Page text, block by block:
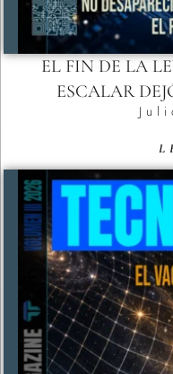
EL FIN DE LA
ESCALAR